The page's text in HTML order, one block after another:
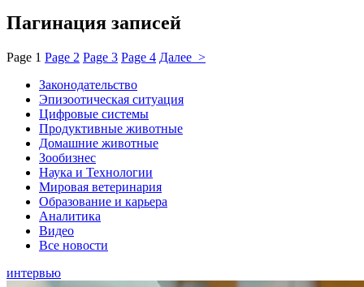
Пагинация записей
Page 1 Page 2 Page 3 Page 4 Далее >
Законодательство
Эпизоотическая ситуация
Цифровые системы
Продуктивные животные
Домашние животные
Зообизнес
Наука и Технологии
Мировая ветеринария
Образование и карьера
Аналитика
Видео
Все новости
интервью